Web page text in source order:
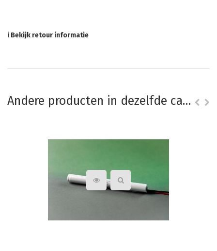
ℹ Bekijk retour informatie
Andere producten in dezelfde categorie